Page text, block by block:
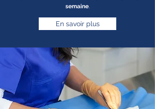
semaine.
En savoir plus